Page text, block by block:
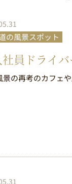
の風景スポット
員ドライ
景の再考のカフェ